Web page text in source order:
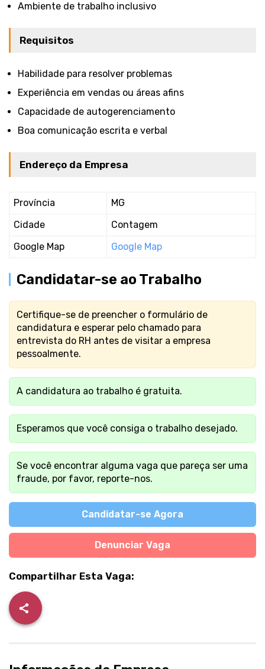
Ambiente de trabalho inclusivo
Requisitos
Habilidade para resolver problemas
Experiência em vendas ou áreas afins
Capacidade de autogerenciamento
Boa comunicação escrita e verbal
Endereço da Empresa
Província
MG
Cidade
Contagem
Google Map
Google Map
Candidatar-se ao Trabalho
Certifique-se de preencher o formulário de
candidatura e esperar pelo chamado para
entrevista do RH antes de visitar a empresa
pessoalmente.
A candidatura ao trabalho é gratuita.
Esperamos que você consiga o trabalho desejado.
Se você encontrar alguma vaga que pareça ser uma
fraude, por favor, reporte-nos.
Candidatar-se Agora
Denunciar Vaga
Compartilhar Esta Vaga: